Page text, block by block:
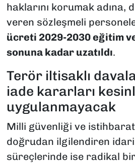
haklarını korumak adına,
veren sözleşmeli
ücreti 2029-2030 eğitim
sonuna kadar uzatıldı.
Terör iltisaklı
iade kararları
uygulanmayacak
Milli güvenliği ve istihbarat
doğrudan ilgilendiren idari
süreçlerinde ise radikal